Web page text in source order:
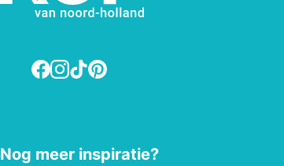
Facebook
Instagram
TikTokPinterest
Nog meer inspiratie?